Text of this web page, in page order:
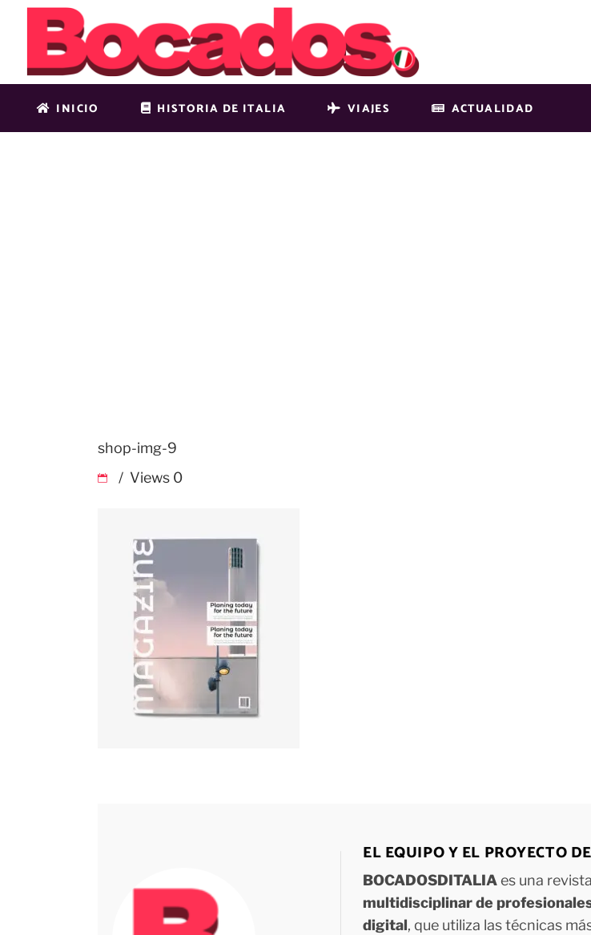
INICIO HISTORIA DE ITALIA VIAJES ACTUALIDAD
shop-img-9
Views 0
EL EQUIPO Y EL PROYECTO
BOCADOSDITALIAes una
multidisciplinar de
digital, que utiliza las técnicas